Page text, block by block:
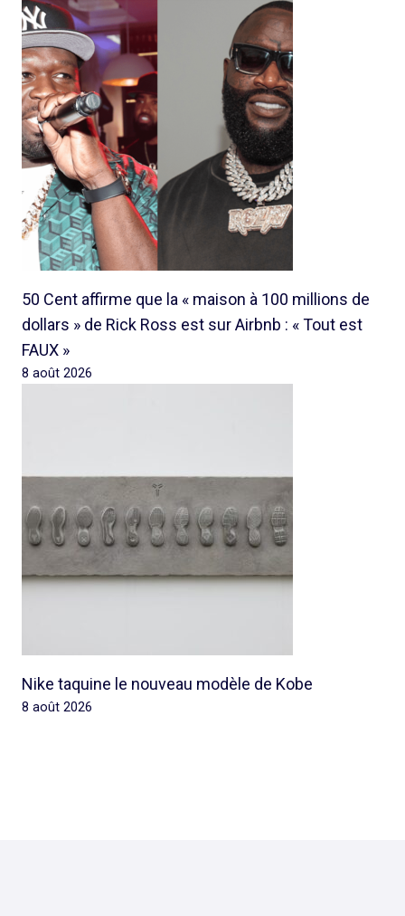
50 Cent affirme que la « maison à 100 millions de
dollars » de Rick Ross est sur Airbnb : « Tout est
FAUX »
8 août 2026
Nike taquine le nouveau modèle de Kobe
8 août 2026